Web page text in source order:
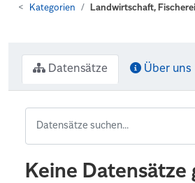
Kategorien Landwirtschaft,
Datensätze Über uns
Keine Datensätze